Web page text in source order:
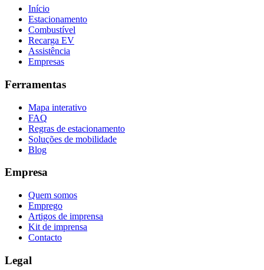
Início
Estacionamento
Combustível
Recarga EV
Assistência
Empresas
Ferramentas
Mapa interativo
FAQ
Regras de estacionamento
Soluções de mobilidade
Blog
Empresa
Quem somos
Emprego
Artigos de imprensa
Kit de imprensa
Contacto
Legal